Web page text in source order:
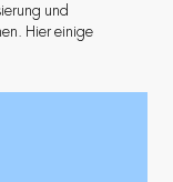
und
Hier einige